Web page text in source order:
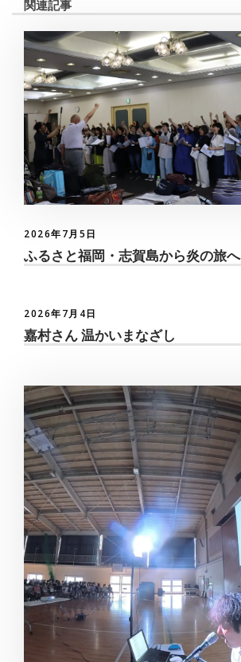
関連記事
2026年7月5日
ふるさと福岡・志賀島から炎の旅へ
2026年7月4日
嘉村さん 温かいまなざし